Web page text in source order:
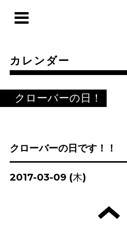
カレンダー
クローバーの日！
クローバーの日です！！
2017-03-09 (木)